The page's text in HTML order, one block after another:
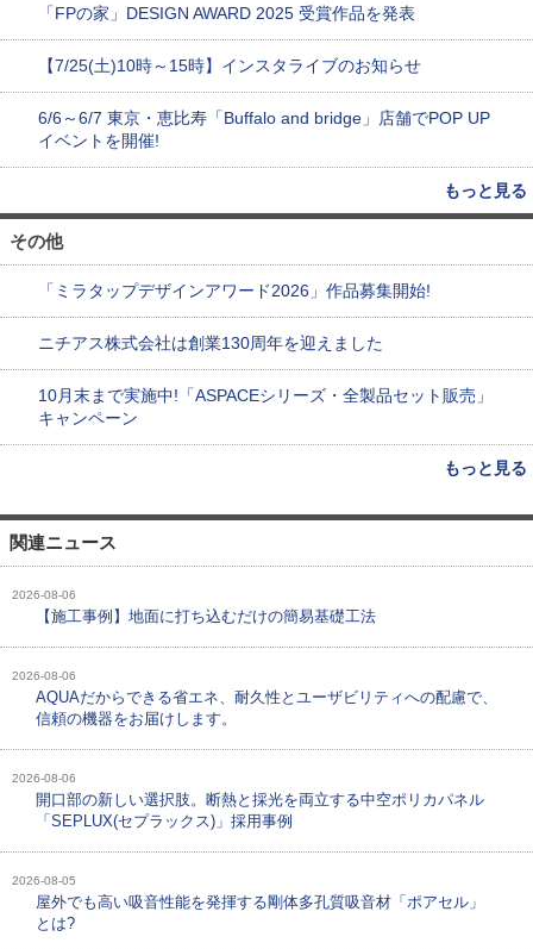
「FPの家」DESIGN AWARD 2025 受賞作品を発表
【7/25(土)10時～15時】インスタライブのお知らせ
6/6～6/7 東京・恵比寿「Buffalo and bridge」店舗でPOP UP
イベントを開催!
もっと見る
その他
「ミラタップデザインアワード2026」作品募集開始!
ニチアス株式会社は創業130周年を迎えました
10月末まで実施中!「ASPACEシリーズ・全製品セット販売」
キャンペーン
もっと見る
関連ニュース
2026-08-06
【施工事例】地面に打ち込むだけの簡易基礎工法
2026-08-06
AQUAだからできる省エネ、耐久性とユーザビリティへの配慮で、
信頼の機器をお届けします。
2026-08-06
開口部の新しい選択肢。断熱と採光を両立する中空ポリカパネル
「SEPLUX(セプラックス)」採用事例
2026-08-05
屋外でも高い吸音性能を発揮する剛体多孔質吸音材「ポアセル」
とは?